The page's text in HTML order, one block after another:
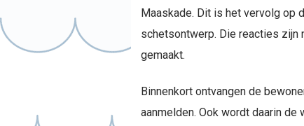
Maaskade. Dit is het vervolg op
schetsontwerp. Die reacties zijn
gemaakt.
Binnenkort ontvangen de
aanmelden. Ook wordt daarin